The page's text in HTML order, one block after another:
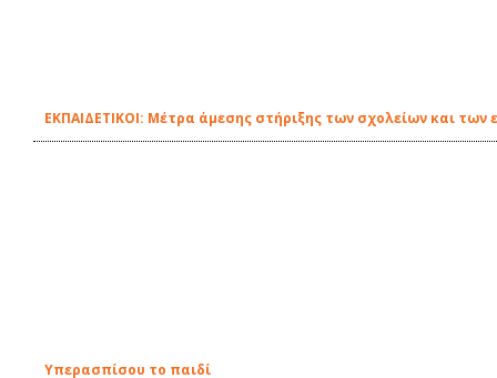
EΚΠΑΙΔΕΤΙΚΟΙ: Μέτρα άμεσης στήριξης των σχολείων και
Υπερασπίσου το παιδί